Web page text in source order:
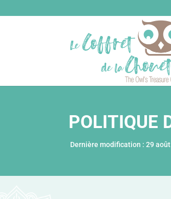
POLITIQUE
Dernière modification : 29août